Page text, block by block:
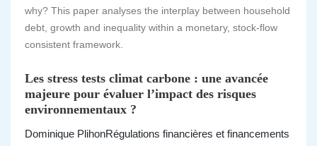
why? This paper analyses the interplay between household
debt, growth and inequality within a monetary, stock-flow
consistent framework.
Les stress tests climat carbone : une avancée
majeure pour évaluer l’impact des risques
environnementaux ?
Dominique PlihonRégulations financières et financements